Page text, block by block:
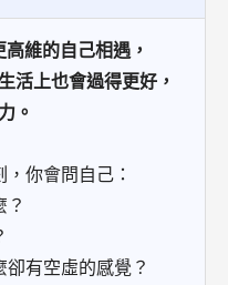
維的自己相遇，
活上也會過得更好，
。
你會問自己：
有空虛的感覺？